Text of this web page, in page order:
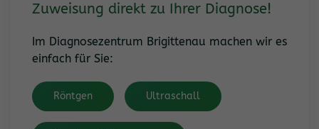
Zuweisung direkt zu Ihrer Diagnose!
Im Diagnosezentrum Brigittenau machen wir es
einfach für Sie:
Röntgen Ultraschall